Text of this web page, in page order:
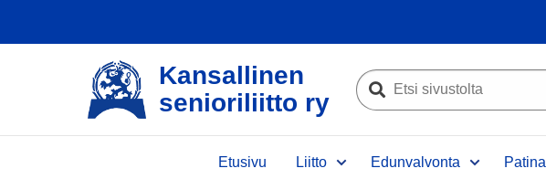
Kansallinen
senioriliitto ry
Etsi
sivustolta
Etusivu Liitto Edunvalvonta Patina